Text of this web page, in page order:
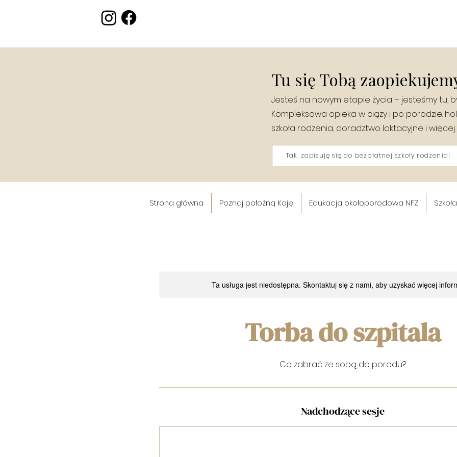
Tu się Tobą
Jesteś na nowym etapie życia – jesteśmy tu,
Kompleksowa opieka w ciąży i po porodzie:
szkoła rodzenia, doradztwo laktacyjne i więcej.
Tak, zapisuję się do bezpłatnej szkoły rodzenia!
Strona główna Poznaj położną Kaję Edukacja okołoporodowa NFZ
Ta usługa jest niedostępna. Skontaktuj się z nami, aby uzyskać więcej
Torba do szpitala
Co zabrać ze sobą do porodu?
Nadchodzące sesje